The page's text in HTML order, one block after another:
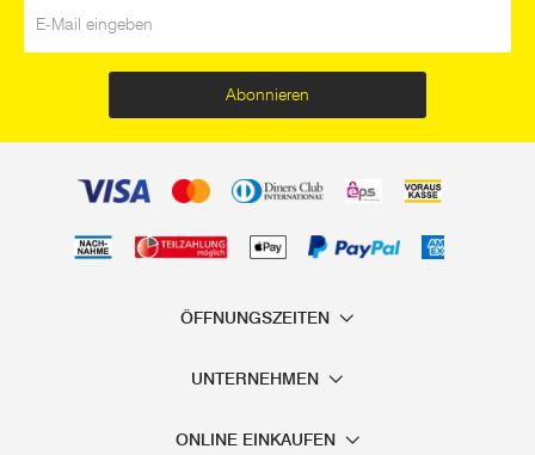
Abonnieren
ÖFFNUNGSZEITEN
UNTERNEHMEN
ONLINE EINKAUFEN